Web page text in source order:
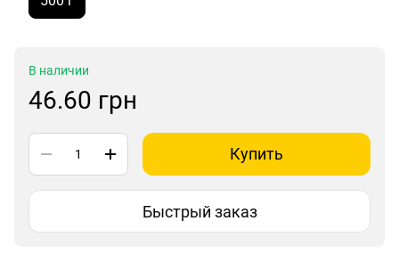
В наличии
46.60 грн
Купить
Быстрый заказ